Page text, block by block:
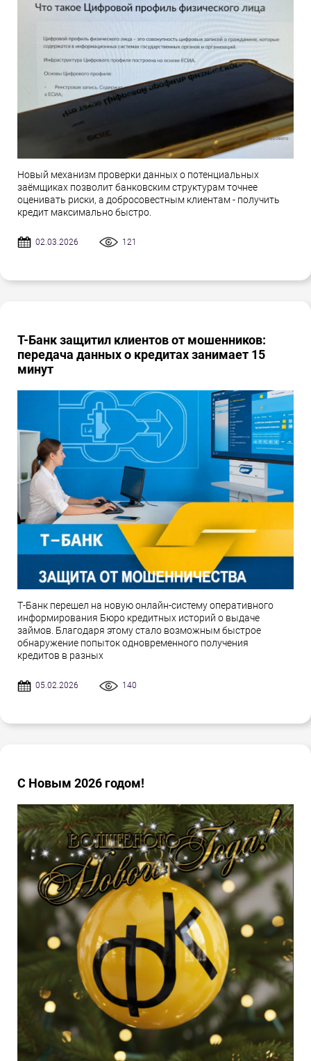
Новый механизм проверки данных о потенциальных
заёмщиках позволит банковским структурам точнее
оценивать риски, а добросовестным клиентам - получить
кредит максимально быстро.
02.03.2026 121
Т-Банк защитил клиентов от мошенников:
передача данных о кредитах занимает 15
минут
Т-Банк перешел на новую онлайн-систему оперативного
информирования Бюро кредитных историй о выдаче
займов. Благодаря этому стало возможным быстрое
обнаружение попыток одновременного получения
кредитов в разных
05.02.2026 140
С Новым 2026 годом!